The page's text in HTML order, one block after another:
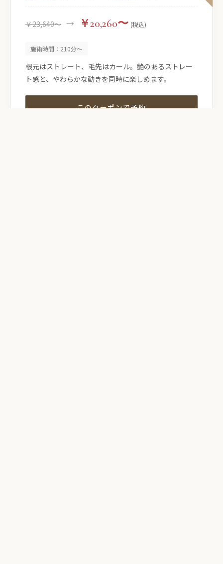
￥23,640〜 → ￥20,260〜 (税込)
施術時間：210分〜
根元はストレート、毛先はカール。艶のあるストレー
ト感と、やわらかな動きを同時に楽しめます。
このクーポンで予約